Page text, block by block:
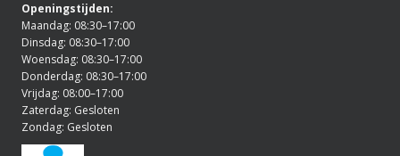
Openingstijden:
Maandag: 08:30–17:00
Dinsdag: 08:30–17:00
Woensdag: 08:30–17:00
Donderdag: 08:30–17:00
Vrijdag: 08:00–17:00
Zaterdag: Gesloten
Zondag: Gesloten